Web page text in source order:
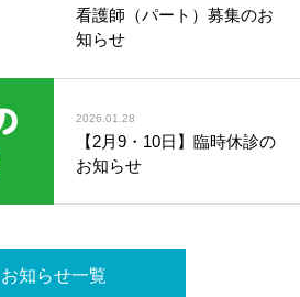
看護師（パート）募集のお
知らせ
2026.01.28
【2月9・10日】臨時休診の
お知らせ
お知らせ一覧